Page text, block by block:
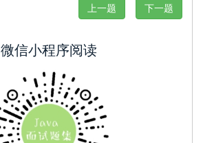
下一题
上一题
微信小程序阅读